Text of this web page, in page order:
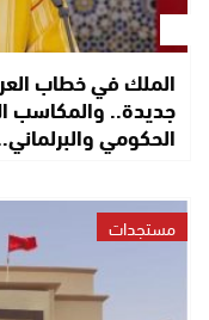
الملك في خطاب
جديدة.. والمكاسب
الحكومي
مستجدات